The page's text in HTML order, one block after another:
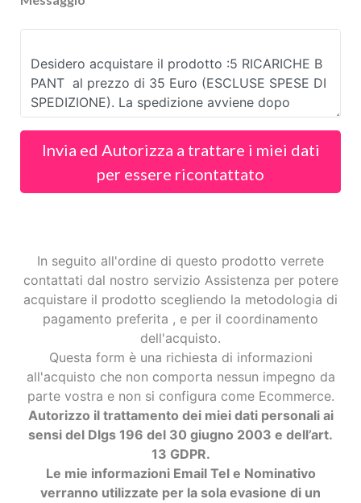
Invia ed Autorizza a trattare i miei dati
per essere ricontattato
In seguito all'ordine di questo prodotto verrete
contattati dal nostro servizio Assistenza per potere
acquistare il prodotto scegliendo la metodologia di
pagamento preferita , e per il coordinamento
dell'acquisto.
Questa form è una richiesta di informazioni
all'acquisto che non comporta nessun impegno da
parte vostra e non si configura come Ecommerce.
Autorizzo il trattamento dei miei dati personali ai
sensi del Dlgs 196 del 30 giugno 2003 e dell’art.
13 GDPR.
Le mie informazioni Email Tel e Nominativo
verranno utilizzate per la sola evasione di un